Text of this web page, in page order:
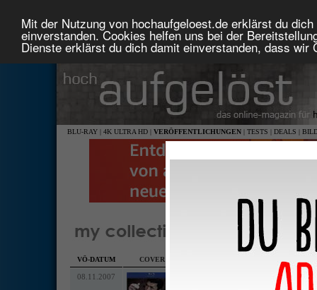
Mit der Nutzung von hochaufgeloest.de erklärst du
einverstanden. Cookies helfen uns bei der
Dienste erklärst du dich damit einverstanden, dass
BLU-RAY | 4K ULTRA HD | VERÖFFENTLICHUNGEN | TESTS | DEALS |
Lago
VÖ-DATUM COVER
08.11.2007